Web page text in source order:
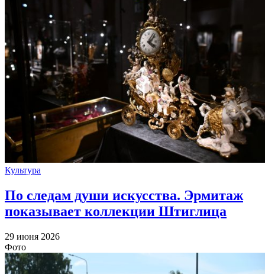
Культура
По следам души искусства. Эрмитаж
показывает коллекции Штиглица
29 июня 2026
Фото